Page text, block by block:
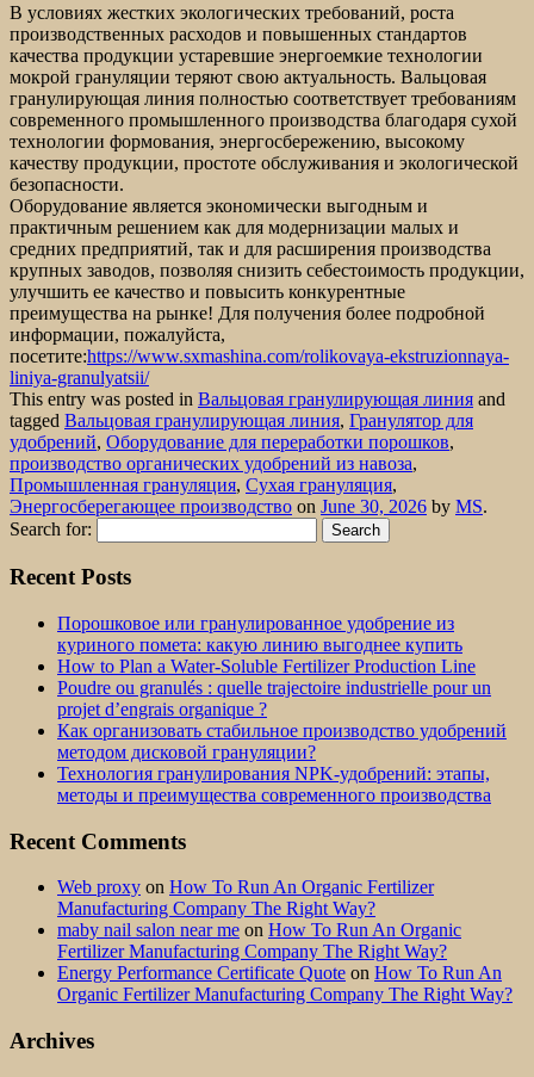
В условиях жестких экологических требований, роста
производственных расходов и повышенных стандартов
качества продукции устаревшие энергоемкие технологии
мокрой грануляции теряют свою актуальность. Вальцовая
гранулирующая линия полностью соответствует требованиям
современного промышленного производства благодаря сухой
технологии формования, энергосбережению, высокому
качеству продукции, простоте обслуживания и экологической
безопасности.
Оборудование является экономически выгодным и
практичным решением как для модернизации малых и
средних предприятий, так и для расширения производства
крупных заводов, позволяя снизить себестоимость продукции,
улучшить ее качество и повысить конкурентные
преимущества на рынке! Для получения более подробной
информации, пожалуйста,
посетите:https://www.sxmashina.com/rolikovaya-ekstruzionnaya-
liniya-granulyatsii/
This entry was posted in Вальцовая гранулирующая линия and
tagged Вальцовая гранулирующая линия, Гранулятор для
удобрений, Оборудование для переработки порошков,
производство органических удобрений из навоза,
Промышленная грануляция, Сухая грануляция,
Энергосберегающее производство on June 30, 2026 by MS.
Search for:
Recent Posts
Порошковое или гранулированное удобрение из
куриного помета: какую линию выгоднее купить
How to Plan a Water-Soluble Fertilizer Production Line
Poudre ou granulés : quelle trajectoire industrielle pour un
projet d’engrais organique ?
Как организовать стабильное производство удобрений
методом дисковой грануляции?
Технология гранулирования NPK-удобрений: этапы,
методы и преимущества современного производства
Recent Comments
Web proxy on How To Run An Organic Fertilizer
Manufacturing Company The Right Way?
maby nail salon near me on How To Run An Organic
Fertilizer Manufacturing Company The Right Way?
Energy Performance Certificate Quote on How To Run An
Organic Fertilizer Manufacturing Company The Right Way?
Archives